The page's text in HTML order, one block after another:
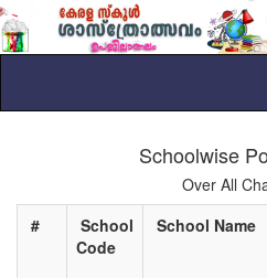
Schoolwise
Over All
#
School
Code
School Name